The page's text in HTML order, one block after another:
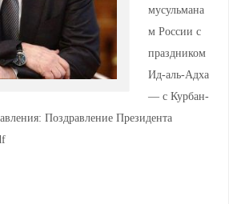
мусульмана
м России с
праздником
Ид-аль-Адха
— с Курбан-
Поздравление Президента